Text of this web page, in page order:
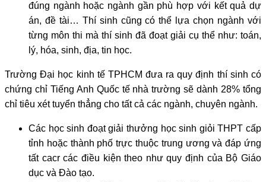
đúng ngành hoặc ngành gần phù hợp với kết quả dự
án, đề tài… Thí sinh cũng có thể lựa chọn ngành với
từng môn thi mà thí sinh đã đoạt giải cụ thể như: toán,
lý, hóa, sinh, địa, tin học.
Trường Đại học kinh tế TPHCM đưa ra quy định thí sinh có
chứng chỉ Tiếng Anh Quốc tế nhà trường sẽ dành 28% tổng
chỉ tiêu xét tuyển thẳng cho tất cả các ngành, chuyên ngành.
Các học sinh đoạt giải thưởng học sinh giỏi THPT cấp
tỉnh hoặc thành phố trực thuộc trung ương và đáp ứng
tất cacr các điều kiện theo như quy định của Bộ Giáo
dục và Đào tạo.